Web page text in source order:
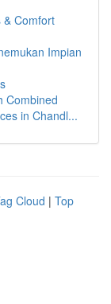
& Comfort
Impian
Combined
in Chandl...
Cloud | Top